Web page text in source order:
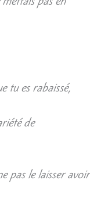
tu es rabaissé,
de
pas le laisser avoir